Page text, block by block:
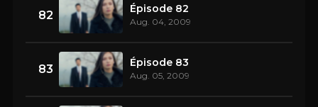
82 Épisode 82
Aug. 04, 2009
83 Épisode 83
Aug. 05, 2009